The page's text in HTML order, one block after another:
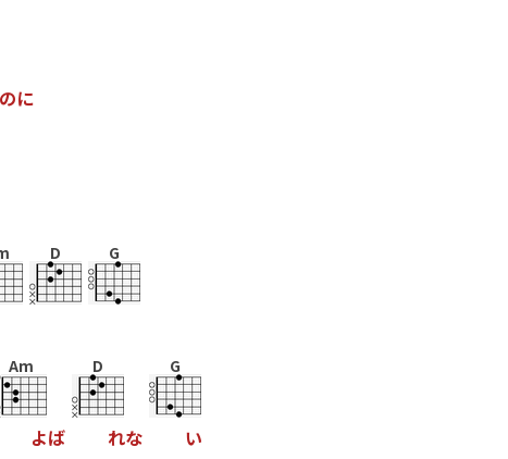
のに
D G
Am
よば
D
れな
G
い